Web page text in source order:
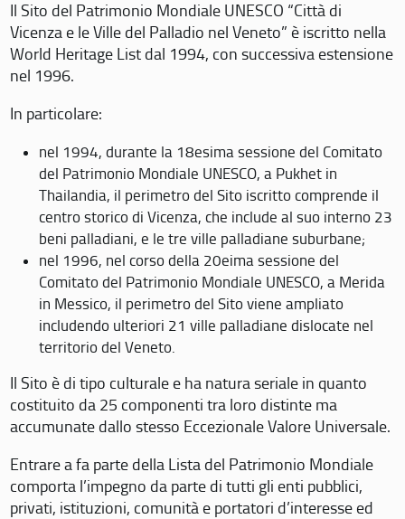
Il Sito del Patrimonio Mondiale UNESCO “Città di
Vicenza e le Ville del Palladio nel Veneto” è iscritto nella
World Heritage List dal 1994, con successiva estensione
nel 1996.
In particolare:
nel 1994, durante la 18esima sessione del Comitato
del Patrimonio Mondiale UNESCO, a Pukhet in
Thailandia, il perimetro del Sito iscritto comprende il
centro storico di Vicenza, che include al suo interno 23
beni palladiani, e le tre ville palladiane suburbane;
nel 1996, nel corso della 20eima sessione del
Comitato del Patrimonio Mondiale UNESCO, a Merida
in Messico, il perimetro del Sito viene ampliato
includendo ulteriori 21 ville palladiane dislocate nel
territorio del Veneto.
Il Sito è di tipo culturale e ha natura seriale in quanto
costituito da 25 componenti tra loro distinte ma
accumunate dallo stesso Eccezionale Valore Universale.
Entrare a fa parte della Lista del Patrimonio Mondiale
comporta l’impegno da parte di tutti gli enti pubblici,
privati, istituzioni, comunità e portatori d’interesse ed